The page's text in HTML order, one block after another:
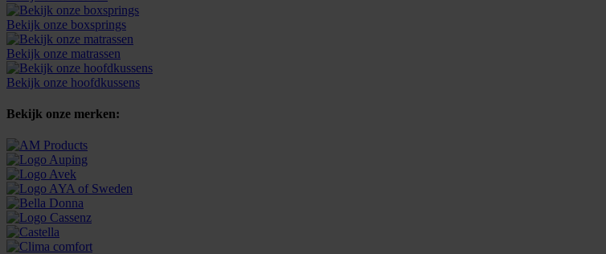
Bekijk onze boxsprings
Bekijk onze matrassen
Bekijk onze hoofdkussens
Bekijk onze merken: